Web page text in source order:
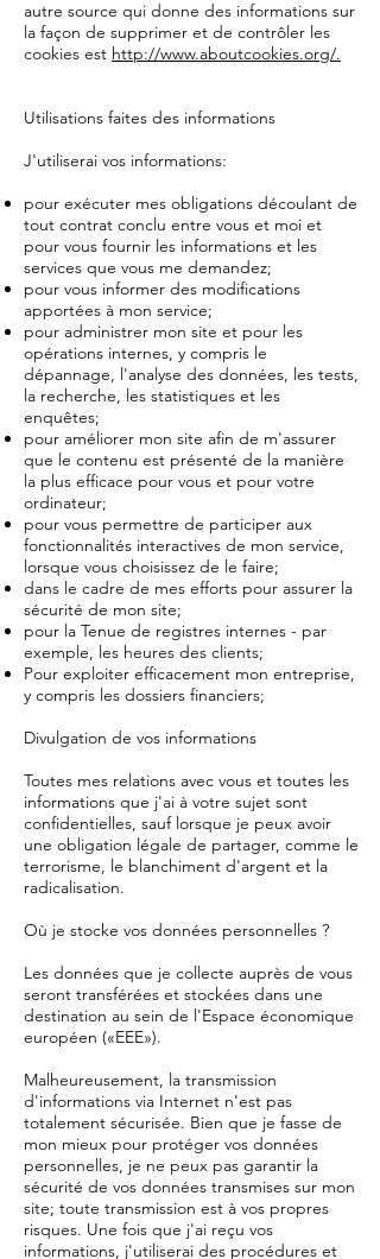
autre source qui donne des informations sur
la façon de supprimer et de contrôler les
cookies est http://www.aboutcookies.org/.
Utilisations faites des informations
J'utiliserai vos informations:
pour exécuter mes obligations découlant de
tout contrat conclu entre vous et moi et
pour vous fournir les informations et les
services que vous me demandez;
pour vous informer des modifications
apportées à mon service;
pour administrer mon site et pour les
opérations internes, y compris le
dépannage, l'analyse des données, les tests,
la recherche, les statistiques et les
enquêtes;
pour améliorer mon site afin de m'assurer
que le contenu est présenté de la manière
la plus efficace pour vous et pour votre
ordinateur;
pour vous permettre de participer aux
fonctionnalités interactives de mon service,
lorsque vous choisissez de le faire;
dans le cadre de mes efforts pour assurer la
sécurité de mon site;
pour la Tenue de registres internes - par
exemple, les heures des clients;
Pour exploiter efficacement mon entreprise,
y compris les dossiers financiers;
Divulgation de vos informations
Toutes mes relations avec vous et toutes les
informations que j'ai à votre sujet sont
confidentielles, sauf lorsque je peux avoir
une obligation légale de partager, comme le
terrorisme, le blanchiment d'argent et la
radicalisation.
Où je stocke vos données personnelles ?
Les données que je collecte auprès de vous
seront transférées et stockées dans une
destination au sein de l'Espace économique
européen («EEE»).
Malheureusement, la transmission
d'informations via Internet n'est pas
totalement sécurisée. Bien que je fasse de
mon mieux pour protéger vos données
personnelles, je ne peux pas garantir la
sécurité de vos données transmises sur mon
site; toute transmission est à vos propres
risques. Une fois que j'ai reçu vos
informations, j'utiliserai des procédures et